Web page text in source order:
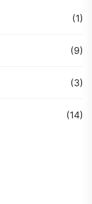
(1)
(9)
(3)
(14)